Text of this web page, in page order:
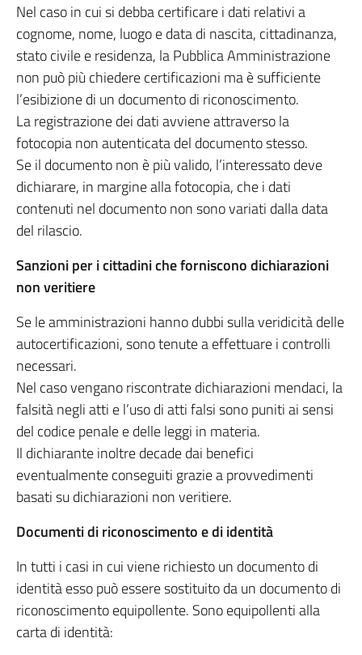
Nel caso in cui si debba certificare i dati relativi a
cognome, nome, luogo e data di nascita, cittadinanza,
stato civile e residenza, la Pubblica Amministrazione
non può più chiedere certificazioni ma è sufficiente
l’esibizione di un documento di riconoscimento.
La registrazione dei dati avviene attraverso la
fotocopia non autenticata del documento stesso.
Se il documento non è più valido, l’interessato deve
dichiarare, in margine alla fotocopia, che i dati
contenuti nel documento non sono variati dalla data
del rilascio.
Sanzioni per i cittadini che forniscono dichiarazioni
non veritiere
Se le amministrazioni hanno dubbi sulla veridicità delle
autocertificazioni, sono tenute a effettuare i controlli
necessari.
Nel caso vengano riscontrate dichiarazioni mendaci, la
falsità negli atti e l’uso di atti falsi sono puniti ai sensi
del codice penale e delle leggi in materia.
Il dichiarante inoltre decade dai benefici
eventualmente conseguiti grazie a provvedimenti
basati su dichiarazioni non veritiere.
Documenti di riconoscimento e di identità
In tutti i casi in cui viene richiesto un documento di
identità esso può essere sostituito da un documento di
riconoscimento equipollente. Sono equipollenti alla
carta di identità: